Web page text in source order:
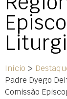
Início >
Padre Dyego
Comissão